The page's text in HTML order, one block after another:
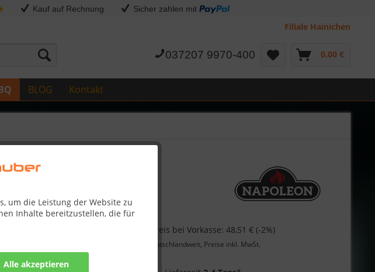
Kauf auf Rechnung Sicher zahlen mit
Filiale Hainichen
037207 9970-400 0,00 €
BLOG Kontakt
um die Leistung der Website zu
Inhalte bereitzustellen, die für
Alle akzeptieren
Skonto-Preis bei Vorkasse: 48,51 € (-2%)
deutschlandweit, Preise inkl. MwSt.